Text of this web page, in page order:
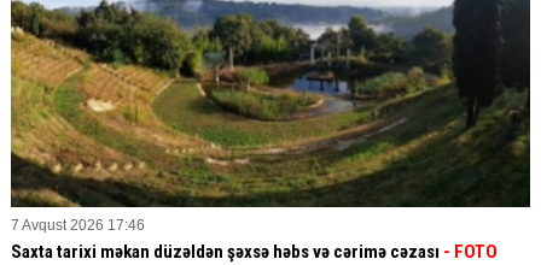
7 Avqust 2026 17:46
Saxta tarixi məkan düzəldən şəxsə həbs və cərimə cəzası - FOTO